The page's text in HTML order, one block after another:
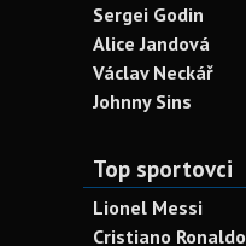
Sergei Godin
Alice Jandová
Václav Neckář
Johnny Sins
Top sportovci
Lionel Messi
Cristiano Ronaldo